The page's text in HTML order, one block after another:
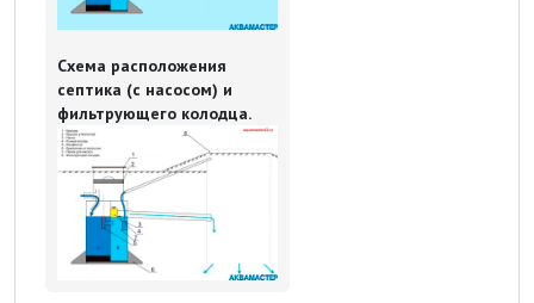
Схема расположения
септика (с насосом) и
фильтрующего колодца.